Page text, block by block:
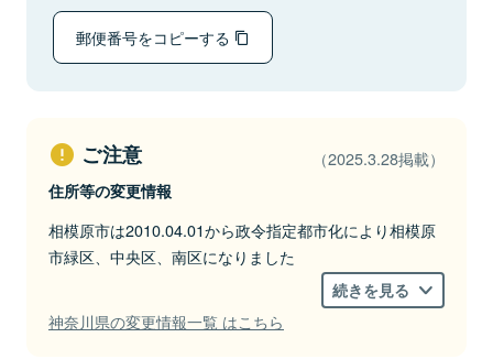
郵便番号をコピーする
ご注意 （2025.3.28掲載）
住所等の変更情報
相模原市は2010.04.01から政令指定都市化により相模原
市緑区、中央区、南区になりました
続きを見る
神奈川県の変更情報一覧 はこちら